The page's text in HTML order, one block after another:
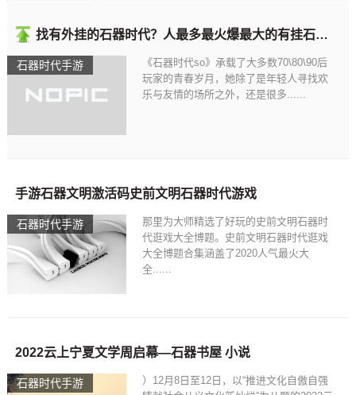
石器时代啊石器时代
石器时代手游
找有外挂的石器时代？人最多最火爆最大的有挂石器时代
《石器时代so》承载了大多数70\80\90后
玩家的青春岁月，她除了是年轻人寻找欢
乐与友情的场所之外，还是很多......
石器时代手游
手游石器文明激活码史前文明石器时代游戏
那里为大师精选了好玩的史前文明石器时
代逛戏大全博题。史前文明石器时代逛戏
大全博题合集涵盖了2020人气最火大
全......
石器时代手游
2022云上宁夏文学周启幕—石器书屋 小说
）12月8日至12日，以“推进文化自傲自强